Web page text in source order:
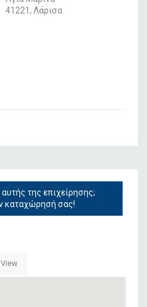
41221, Λάρισα
αυτής της επιχείρησης;
καταχώρησή σας!